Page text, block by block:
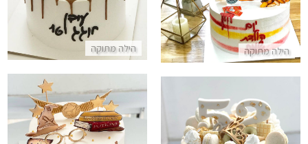
הילה מתוקה
התקשר/י
הילה מתוקה
התקשר/י
עוגת הארי פוטר